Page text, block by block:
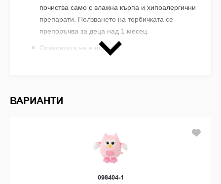
почиства само с влажна кърпа и хипоалергични
препарати. Ползването на торбичката се
препоръчва за деца над 1 месец.
Опаковката не е играчка
родителите да се справят по-лесно с бебешките
Играчка специално създадена за най-малките
бебета, подходяща от деня на раждането
Играчкат е създадена за да намали и облекчи
болката от колите при бебетата
ВАРИАНТИ
098404-1